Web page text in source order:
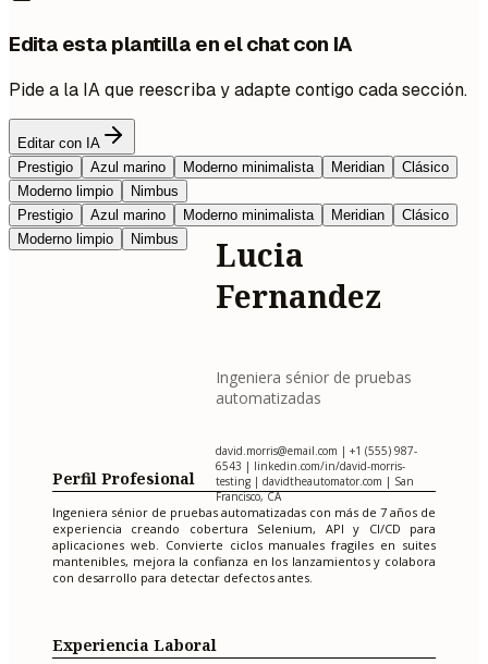
Edita esta plantilla en el chat con IA
Pide a la IA que reescriba y adapte contigo cada sección.
Editar con IA
Prestigio
Azul marino Moderno minimalista Meridian
Clásico
Moderno limpio
Nimbus
Prestigio
Azul marino Moderno minimalista Meridian
Clásico
Moderno limpio
Nimbus
Lucia
Fernandez
Ingeniera sénior de pruebas
automatizadas
david.morris@email.com | +1 (555) 987-
6543 | linkedin.com/in/david-morris-
testing | davidtheautomator.com | San
Francisco, CA
Perfil Profesional
Ingeniera sénior de pruebas automatizadas con más de 7 años de
experiencia creando cobertura Selenium, API y CI/CD para
aplicaciones web. Convierte ciclos manuales fragiles en suites
mantenibles, mejora la confianza en los lanzamientos y colabora
con desarrollo para detectar defectos antes.
Experiencia Laboral